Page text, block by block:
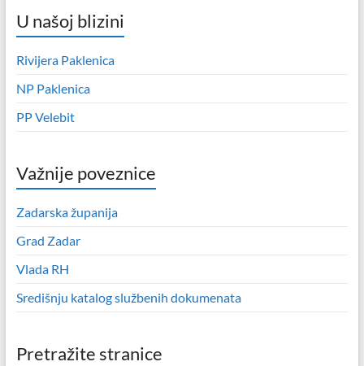
U našoj blizini
Rivijera Paklenica
NP Paklenica
PP Velebit
Važnije poveznice
Zadarska županija
Grad Zadar
Vlada RH
Središnju katalog službenih dokumenata
Pretražite stranice